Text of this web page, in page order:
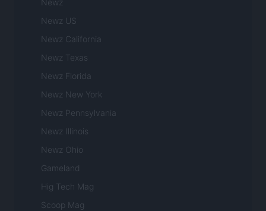
Newz
Newz US
Newz California
Newz Texas
Newz Florida
Newz New York
Newz Pennsylvania
Newz Illinois
Newz Ohio
Gameland
Hig Tech Mag
Scoop Mag